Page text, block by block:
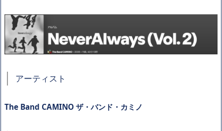
アーティスト
The Band CAMINO ザ・バンド・カミノ